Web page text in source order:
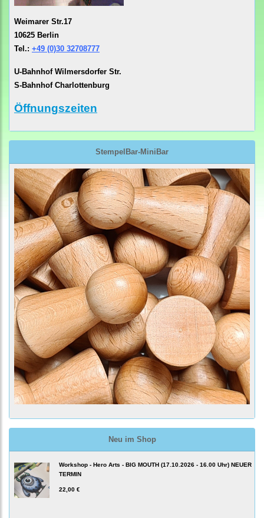
Weimarer Str.17
10625 Berlin
Tel.: +49 (0)30 32708777
U-Bahnhof Wilmersdorfer Str.
S-Bahnhof Charlottenburg
Öffnungszeiten
StempelBar-MiniBar
Neu im Shop
Workshop - Hero Arts - BIG MOUTH (17.10.2026 - 16.00 Uhr) NEUER
TERMIN
22,00 €